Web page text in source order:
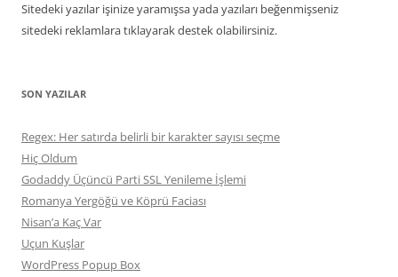
Sitedeki yazılar işinize yaramışsa yada yazıları beğenmişseniz
sitedeki reklamlara tıklayarak destek olabilirsiniz.
SON YAZILAR
Regex: Her satırda belirli bir karakter sayısı seçme
Hiç Oldum
Godaddy Üçüncü Parti SSL Yenileme İşlemi
Romanya Yergöğü ve Köprü Faciası
Nisan’a Kaç Var
Uçun Kuşlar
WordPress Popup Box